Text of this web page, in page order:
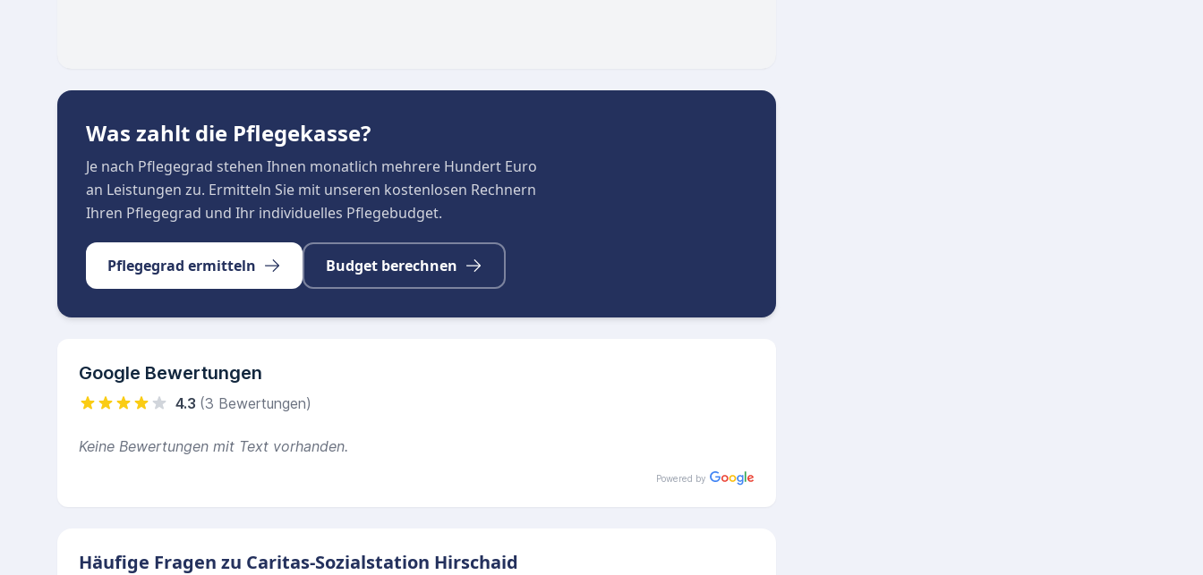
Was zahlt die Pflegekasse?
Je nach Pflegegrad stehen Ihnen monatlich mehrere Hundert Euro
an Leistungen zu. Ermitteln Sie mit unseren kostenlosen Rechnern
Ihren Pflegegrad und Ihr individuelles Pflegebudget.
Pflegegrad ermitteln Budget berechnen
Google Bewertungen
4.3 (3 Bewertungen)
Keine Bewertungen mit Text vorhanden.
Powered by
Häufige Fragen zu Caritas-Sozialstation Hirschaid